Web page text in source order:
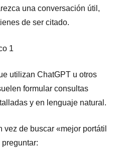
una conversación útil,
de ser citado.
1
utilizan ChatGPT u otros
formular consultas
y en lenguaje natural.
vez de buscar «mejor portátil